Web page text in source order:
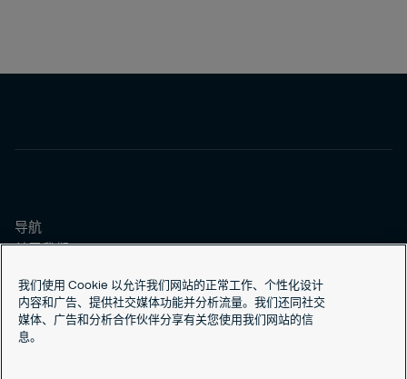
导航
关于我们
安全方案
联系我们
我们使用 Cookie 以允许我们网站的正常工作、个性化设计
内容和广告、提供社交媒体功能并分析流量。我们还同社交
媒体、广告和分析合作伙伴分享有关您使用我们网站的信
息。